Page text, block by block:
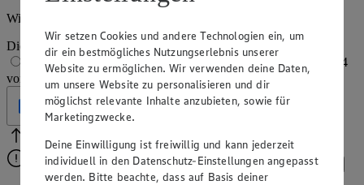
Wie hat es dir geschmeckt?
Die Bewertung wird automatisch gespeichert
1 von 5 Sternen
2 von 5 Sternen 3 von 5 Sternen
4
von 5 Sternen
5 von 5 Sternen
Geprüft
Bitte Pfeile benutzen
Vielen Dank für deine Bewertung.
Bitte wähle eine Bewertung aus, um fortzufahren. Bewerten
Wir setzen Cookies und andere Technologien ein, um
dir ein bestmögliches Nutzungserlebnis unserer
Website zu ermöglichen. Wir verwenden deine Daten,
um unsere Website zu personalisieren und dir
möglichst relevante Inhalte anzubieten, sowie für
Marketingzwecke.
Deine Einwilligung ist freiwillig und kann jederzeit
individuell in den Datenschutz-Einstellungen angepasst
werden. Bitte beachte, dass auf Basis deiner